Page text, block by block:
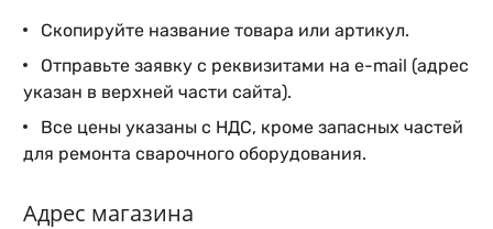
Скопируйте название товара или артикул.
Отправьте заявку с реквизитами на e-mail (адрес
указан в верхней части сайта).
Все цены указаны с НДС, кроме запасных частей
для ремонта сварочного оборудования.
Адрес магазина